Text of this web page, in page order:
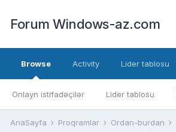
Forum Windows-az.com
Browse
Onlayn istifadəçilər Lider tablosu
Activity Lider tablosu
AnaSayfa Proqramlar Ordan-burdan